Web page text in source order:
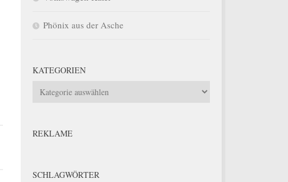
Phönix aus der Asche
KATEGORIEN
Kategorien
REKLAME
SCHLAGWÖRTER